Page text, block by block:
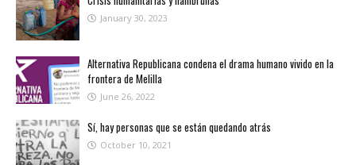
January 30, 2023
Alternativa Republicana condena el drama humano vivido en la
frontera de Melilla
June 26, 2022
Sí, hay personas que se están quedando atrás
October 10, 2021